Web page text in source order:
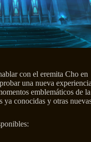
con el eremita Cho en
una nueva
emblemáticos de la
ya conocidas y otras